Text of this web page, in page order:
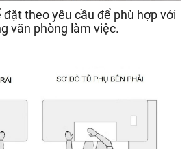
theo yêu cầu để phù hợp với
văn phòng làm việc.